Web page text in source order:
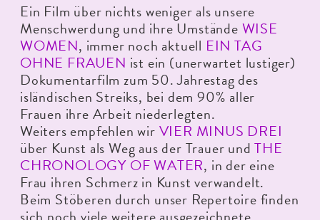
Ein Film über nichts weniger als unsere
Menschwerdung und ihre Umstände WISE
WOMEN, immer noch aktuell EIN TAG
OHNE FRAUEN ist ein (unerwartet lustiger)
Dokumentarfilm zum 50. Jahrestag des
isländischen Streiks, bei dem 90% aller
Frauen ihre Arbeit niederlegten.
Weiters empfehlen wir VIER MINUS DREI
über Kunst als Weg aus der Trauer undTHE
CHRONOLOGY OF WATER, in der eine
Frau ihren Schmerz in Kunst verwandelt.
Beim Stöberen durch unser Repertoire finden